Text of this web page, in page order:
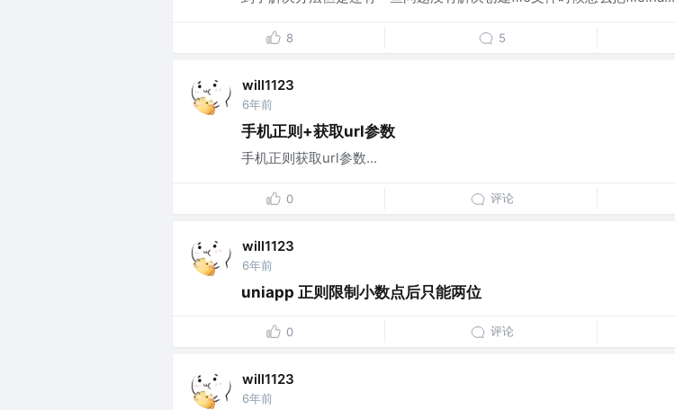
8 5
will1123
6年前
手机正则+获取url参数
手机正则获取url参数...
0 评论
will1123
6年前
uniapp 正则限制小数点后只能两位
0 评论
will1123
6年前